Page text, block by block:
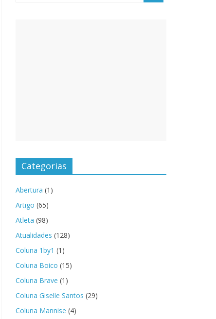
Categorias
Abertura (1)
Artigo (65)
Atleta (98)
Atualidades (128)
Coluna 1by1 (1)
Coluna Boico (15)
Coluna Brave (1)
Coluna Giselle Santos (29)
Coluna Mannise (4)